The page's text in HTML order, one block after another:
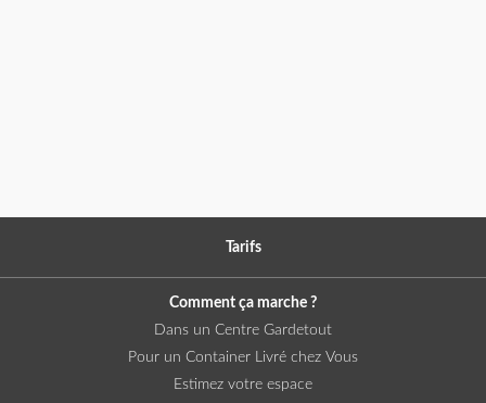
Tarifs
Comment ça marche ?
Dans un Centre Gardetout
Pour un Container Livré chez Vous
Estimez votre espace